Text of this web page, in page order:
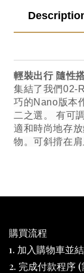
輕裝出行 隨性
集結了我們02-
巧的Nano版本
二之選。 有可
適和時尚地存
物。可斜揹在
購買流程
1. 加入購物車並
2. 完成付款程序